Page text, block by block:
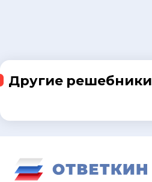
Другие решебники